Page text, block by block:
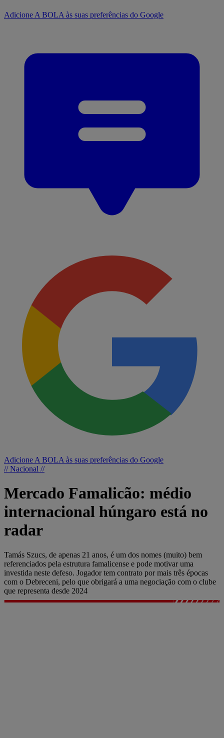
Adicione A BOLA às suas preferências do Google
Adicione A BOLA às suas preferências do Google
// Nacional //
Mercado Famalicão: médio
internacional húngaro está no
radar
Tamás Szucs, de apenas 21 anos, é um dos nomes (muito) bem
referenciados pela estrutura famalicense e pode motivar uma
investida neste defeso. Jogador tem contrato por mais três épocas
com o Debreceni, pelo que obrigará a uma negociação com o clube
que representa desde 2024